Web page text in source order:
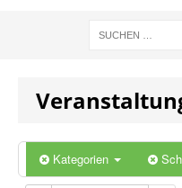
Kategorien